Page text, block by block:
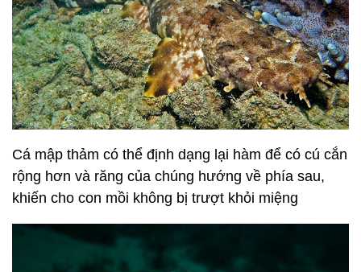
Cá mập thảm có thể định dạng lại hàm để có cú cắn
rộng hơn và răng của chúng hướng về phía sau,
khiến cho con mồi không bị trượt khỏi miệng